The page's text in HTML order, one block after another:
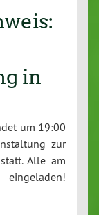
in
um 19:00
zur
Alle am
eingeladen!